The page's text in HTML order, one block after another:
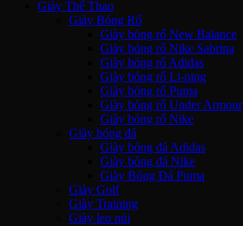
Giày Thể Thao
Giày Bóng Rổ
Giày bóng rổ New Balance
Giày bóng rổ Nike Sabrina
Giày bóng rổ Adidas
Giày bóng rổ Li-ning
Giày bóng rổ Puma
Giày bóng rổ Under Armour
Giày bóng rổ Nike
Giày bóng đá
Giày bóng đá Adidas
Giày bóng đá Nike
Giày Bóng Đá Puma
Giày Golf
Giày Training
Giày leo núi